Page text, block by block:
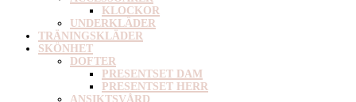
KLOCKOR
UNDERKLÄDER
TRÄNINGSKLÄDER
SKÖNHET
DOFTER
PRESENTSET DAM
PRESENTSET HERR
ANSIKTSVÅRD